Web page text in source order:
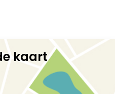
kaart